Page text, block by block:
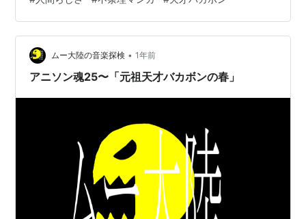
すべてを茶化し、すべてを肯定するまなざしの奥に静か
に流れているのかもしれない。 でも、私がもっと惹かれ
ていたのは「レレレのおじさん」だった。ほうきを手に
掃除をしながら、道行く人に「お出かけですか…
ムー大陸の音楽探検 • 1年前
アニソン魂25〜「元祖天才バカボンの春」